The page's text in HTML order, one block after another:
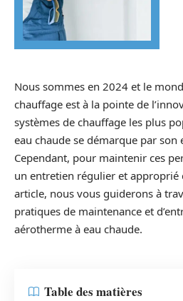
Nous sommes en 2024 et le
chauffage est à la pointe de
systèmes de chauffage les plus
eau chaude se démarque par
Cependant, pour maintenir ces
un entretien régulier et approprié
article, nous vous guiderons à
pratiques de maintenance et
aérotherme à eau chaude.
Table des matières